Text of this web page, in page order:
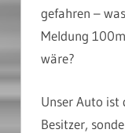
gefahren –
Meldung 100m
wäre?
Unser Auto ist
Besitzer,